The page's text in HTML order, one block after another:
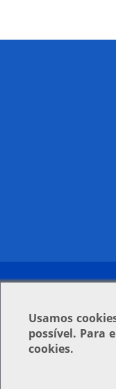
Usamos
possível. Para
cookies.